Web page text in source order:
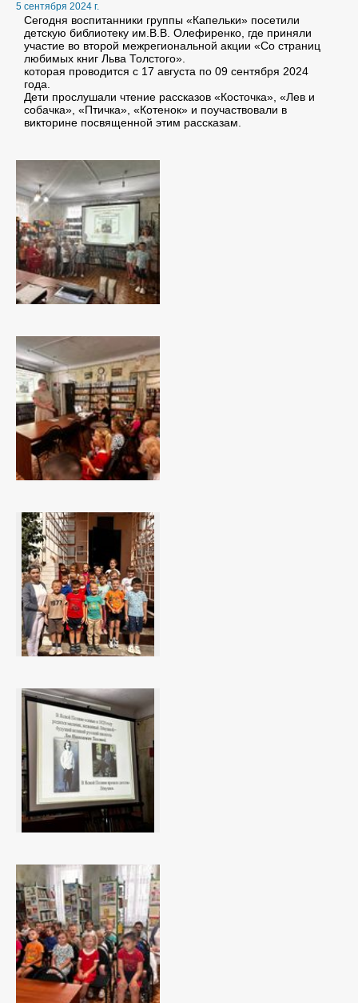
5 сентября 2024 г.
Сегодня воспитанники группы «Капельки» посетили
детскую библиотеку им.В.В. Олефиренко, где приняли
участие во второй межрегиональной акции «Со страниц
любимых книг Льва Толстого».
которая проводится с 17 августа по 09 сентября 2024
года.
Дети прослушали чтение рассказов «Косточка», «Лев и
собачка», «Птичка», «Котенок» и поучаствовали в
викторине посвященной этим рассказам.